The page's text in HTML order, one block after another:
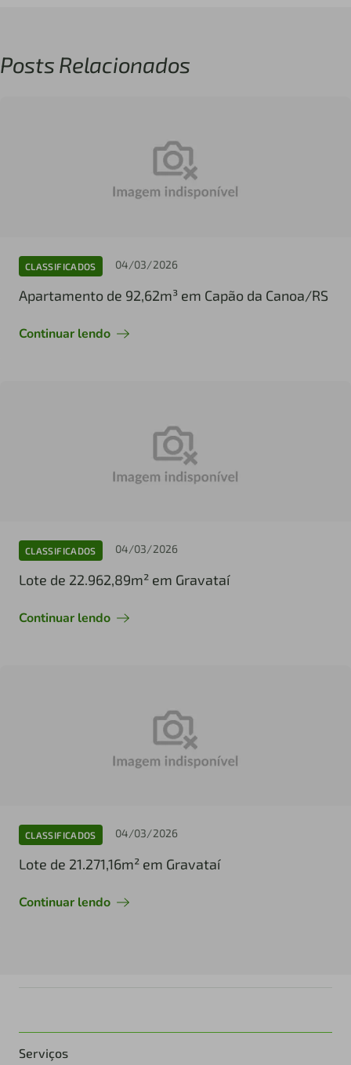
Posts Relacionados
CLASSIFICADOS 04/03/2026
Apartamento de 92,62m³ em Capão da Canoa/RS
Continuar lendo
CLASSIFICADOS 04/03/2026
Lote de 22.962,89m² em Gravataí
Continuar lendo
CLASSIFICADOS 04/03/2026
Lote de 21.271,16m² em Gravataí
Continuar lendo
Serviços